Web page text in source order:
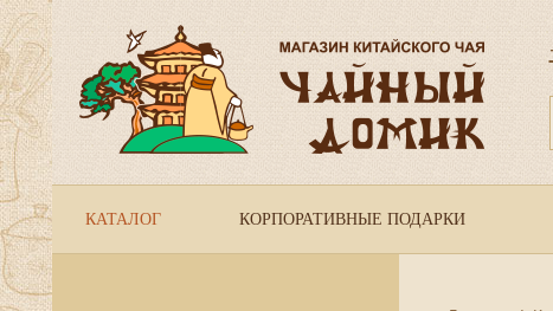
КАТАЛОГ КОРПОРАТИВНЫЕ ПОДАРКИ